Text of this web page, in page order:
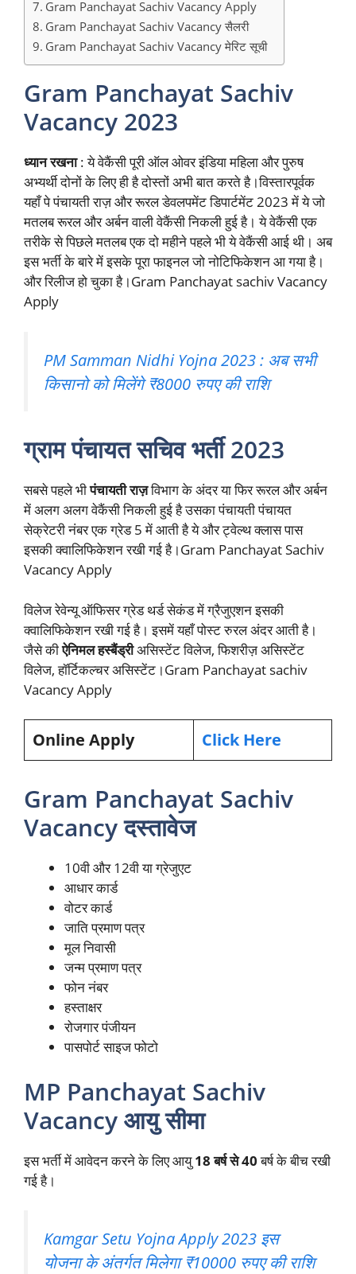
Gram Panchayat Sachiv Vacancy Apply
Gram Panchayat Sachiv Vacancy सैलरी
Gram Panchayat Sachiv Vacancy मेरिट सूची
Gram Panchayat Sachiv
Vacancy 2023
ध्यान रखना: ये वेकैंसी पूरी ऑल ओवर इंडिया महिला और पुरुष
अभ्यर्थी दोनों के लिए ही है दोस्तों अभी बात करते है।विस्तारपूर्वक
यहाँ पे पंचायती राज़ और रूरल डेवलपमेंट डिपार्टमेंट 2023 में ये जो
मतलब रूरल और अर्बन वाली वेकैंसी निकली हुई है। ये वेकैंसी एक
तरीके से पिछले मतलब एक दो महीने पहले भी ये वेकैंसी आई थी। अब
इस भर्ती के बारे में इसके पूरा फाइनल जो नोटिफिकेशन आ गया है।
और रिलीज हो चुका है।Gram Panchayat sachiv Vacancy
Apply
PM Samman Nidhi Yojna 2023 : अब सभी
किसानो को मिलेंगे ₹8000 रुपए की राशि
ग्राम पंचायत सचिव भर्ती 2023
सबसे पहले भीपंचायती राज़विभाग के अंदर या फिर रूरल और अर्बन
में अलग अलग वेकैंसी निकली हुई है उसका पंचायती पंचायत
सेक्रेटरी नंबर एक ग्रेड 5 में आती है ये और ट्वेल्थ क्लास पास
इसकी क्वालिफिकेशन रखी गई है।Gram Panchayat Sachiv
Vacancy Apply
विलेज रेवेन्यू ऑफिसर ग्रेड थर्ड सेकंड में ग्रैजुएशन इसकी
क्वालिफिकेशन रखी गई है। इसमें यहाँ पोस्ट रुरल अंदर आती है।
जैसे कीऐनिमल हस्बैंड्रीअसिस्टेंट विलेज, फिशरीज़ असिस्टेंट
विलेज, हॉर्टिकल्चर असिस्टेंट।Gram Panchayat sachiv
Vacancy Apply
Online Apply Click Here
Gram Panchayat Sachiv
Vacancy दस्तावेज
10वी और 12वी या ग्रेजुएट
आधार कार्ड
वोटर कार्ड
जाति प्रमाण पत्र
मूल निवासी
जन्म प्रमाण पत्र
फोन नंबर
हस्ताक्षर
रोजगार पंजीयन
पासपोर्ट साइज फोटो
MP Panchayat Sachiv
Vacancy आयु सीमा
इस भर्ती में आवेदन करने के लिए आयु18 बर्ष से 40बर्ष के बीच रखी
गई है।
Kamgar Setu Yojna Apply 2023 इस
योजना के अंतर्गत मिलेगा ₹10000 रुपए की राशि